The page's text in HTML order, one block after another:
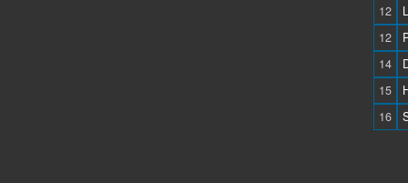
12
12
14
15
16